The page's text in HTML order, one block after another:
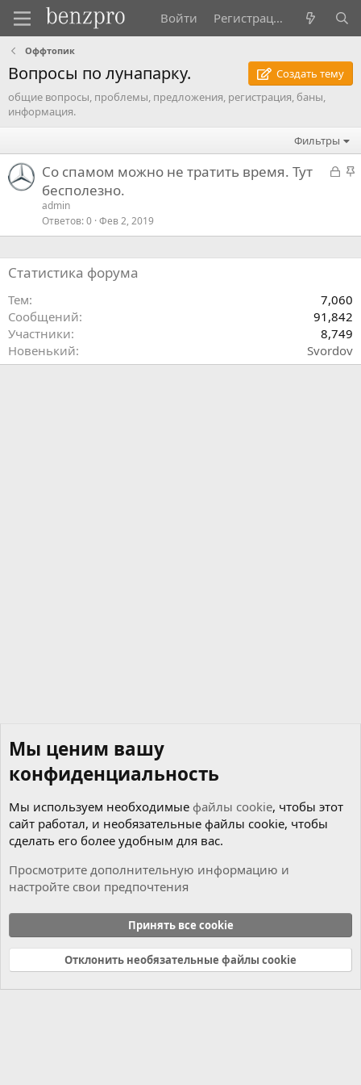
Войти Регистрация
Оффтопик
Вопросы по лунапарку.
Создать тему
общие вопросы, проблемы, предложения, регистрация, баны,
информация.
Фильтры
З
ы
т
е
п
Со спамом можно не тратить время. Тут
бесполезно.
admin
Ответов 0 Фев 2, 2019
Статистика форума
Тем
7,060
Сообщений
91,842
Участники
8,749
Новенький
Svordov
Cookies
Russian (RU)
Связь с нами
Условия и правила
Политика конфиденциальности
Справка Главная
R
Мы ценим вашу
конфиденциальность
Мы используем необходимые файлы cookie, чтобы этот
сайт работал, и необязательные файлы cookie, чтобы
сделать его более удобным для вас.
Просмотрите дополнительную информацию и
настройте свои предпочтения
Принять все cookie
Отклонить необязательные файлы cookie